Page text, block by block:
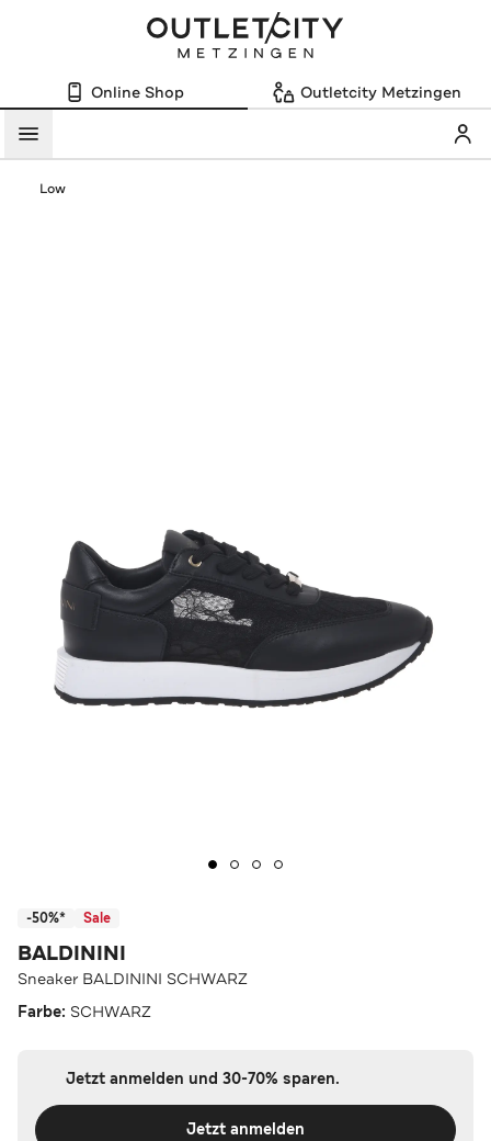
Online Shop Outletcity Metzingen
Menü
Low
-50%* Sale
BALDININI
Sneaker BALDININI SCHWARZ
Farbe: SCHWARZ
Jetzt anmelden und 30-70% sparen.
Jetzt anmelden